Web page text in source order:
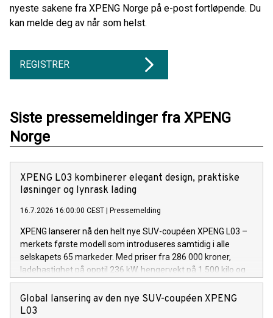
nyeste sakene fra XPENG Norge på e-post fortløpende. Du
kan melde deg av når som helst.
REGISTRER
Siste pressemeldinger fra XPENG
Norge
XPENG L03 kombinerer elegant design, praktiske
løsninger og lynrask lading
16.7.2026 16:00:00 CEST | Pressemelding
XPENG lanserer nå den helt nye SUV-coupéen XPENG L03 –
merkets første modell som introduseres samtidig i alle
selskapets 65 markeder. Med priser fra 286 000 kroner,
ladehastighet på opptil 236 kW, hengervekt på 1.500 kilo og
en rekke smarte løsninger utviklet for europeiske kunder, blir
dette en av de mest komplette nyhetene i sitt segment.
Global lansering av den nye SUV-coupéen XPENG
L03